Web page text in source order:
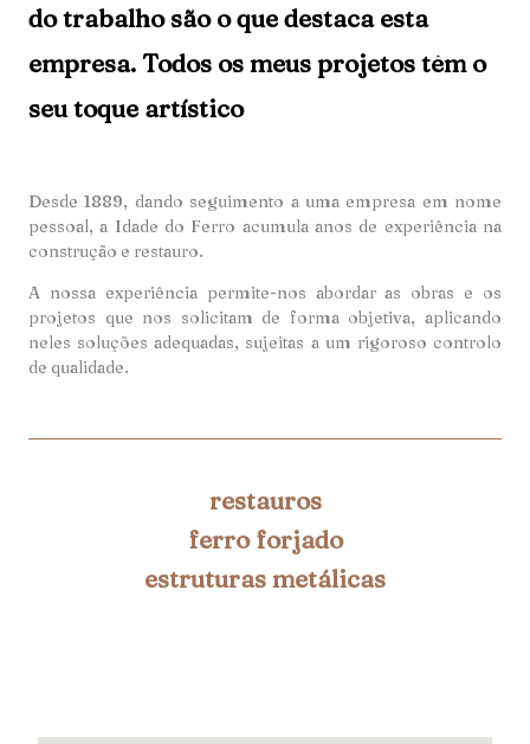
do trabalho são o que destaca esta
empresa. Todos os meus projetos têm o
seu toque artístico
Desde 1889, dando seguimento a uma empresa em nome
pessoal, a Idade do Ferro acumula anos de experiência na
construção e restauro.
A nossa experiência permite-nos abordar as obras e os
projetos que nos solicitam de forma objetiva, aplicando
neles soluções adequadas, sujeitas a um rigoroso controlo
de qualidade.
restauros
ferro forjado
estruturas metálicas